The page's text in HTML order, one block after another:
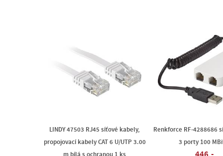
LINDY 47503 RJ45 síťové kabely,
propojovací kabely CAT 6 U/UTP 3.00
m bílá s ochranou 1 ks
Renkforce RF-4288686
3 porty 100